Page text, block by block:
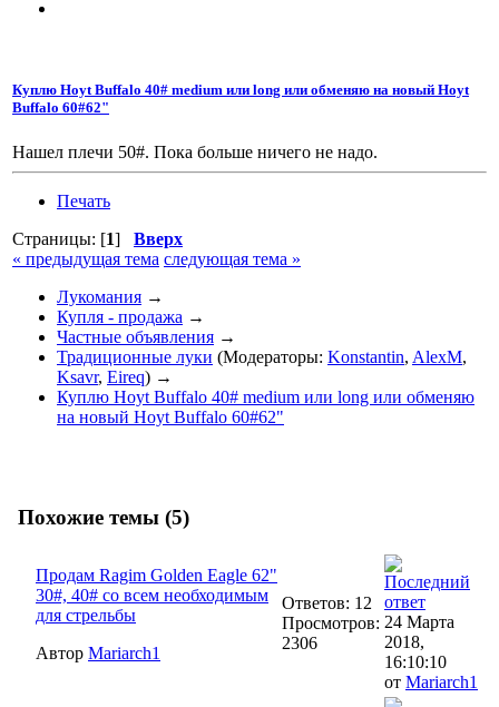
Куплю Hoyt Buffalo 40# medium или long или обменяю на новый Hoyt
Buffalo 60#62"
Нашел плечи 50#. Пока больше ничего не надо.
Печать
Страницы: [1] Вверх
« предыдущая тема следующая тема »
Лукомания →
Купля - продажа →
Частные объявления →
Традиционные луки (Модераторы: Konstantin, AlexM,
Ksavr, Eireq) →
Куплю Hoyt Buffalo 40# medium или long или обменяю
на новый Hoyt Buffalo 60#62"
Похожие темы (5)
Продам Ragim Golden Eagle 62"
30#, 40# со всем необходимым
для стрельбы
Автор Mariarch1
Ответов: 12
Просмотров:
2306
24 Марта
2018,
16:10:10
от Mariarch1